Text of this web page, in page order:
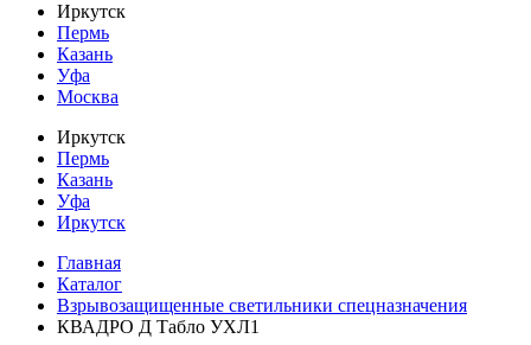
Иркутск
Пермь
Казань
Уфа
Москва
Иркутск
Пермь
Казань
Уфа
Иркутск
Главная
Каталог
Взрывозащищенные светильники спецназначения
КВАДРО Д Табло УХЛ1